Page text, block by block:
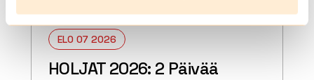
ELO 07 2026
HOLJAT 2026: 2 Päivää